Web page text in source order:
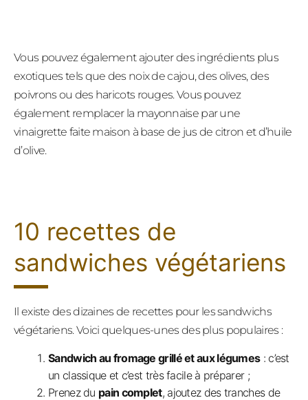
Vous pouvez également ajouter des ingrédients plus
exotiques tels que des noix de cajou, des olives, des
poivrons ou des haricots rouges. Vous pouvez
également remplacer la mayonnaise par une
vinaigrette faite maison à base de jus de citron et d’huile
d’olive.
10 recettes de
sandwiches végétariens
Il existe des dizaines de recettes pour les sandwichs
végétariens. Voici quelques-unes des plus populaires :
Sandwich au fromage grillé et aux légumes: c’est
un classique et c’est très facile à préparer ;
Prenez du pain complet, ajoutez des tranches de